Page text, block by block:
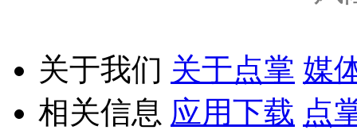
关于我们 关于点掌 媒
相关信息 应用下载 点